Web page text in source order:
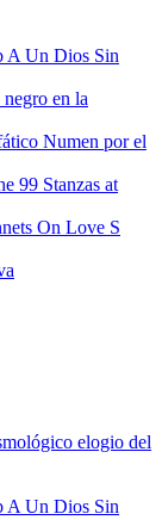
A Un Dios Sin
en la
Numen por el
99 Stanzas at
On Love S
elogio del
A Un Dios Sin